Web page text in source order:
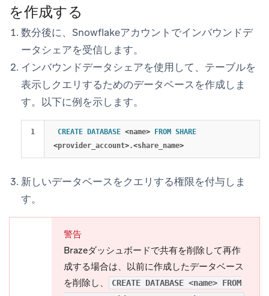
を作成する
数分後に、Snowflakeアカウントでインバウンドデ
ータシェアを受信します。
インバウンドデータシェアを使用して、テーブルを
表示しクエリするためのデータベースを作成しま
す。以下に例を示します。
CREATE DATABASE <name> FROM SHARE
<provider_account>.<share_name>
新しいデータベースをクエリする権限を付与しま
す。
警告
Brazeダッシュボードで共有を削除して再作
成する場合は、以前に作成したデータベース
を削除し、
CREATE DATABASE <name> FROM